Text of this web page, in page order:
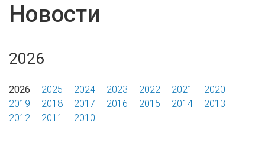
Новости
2026
2026 2025 2024 2023 2022 2021
2020
2019
2018 2017 2016 2015 2014
2013
2012
2011 2010